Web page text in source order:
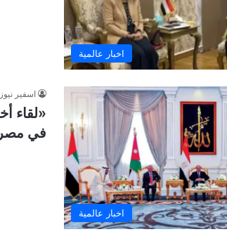
اخبار عالمية
اخبار عالمية
اسفير نيوز
في مصر